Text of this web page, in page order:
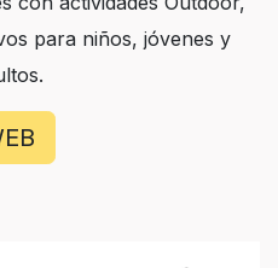
para niños, jóvenes y